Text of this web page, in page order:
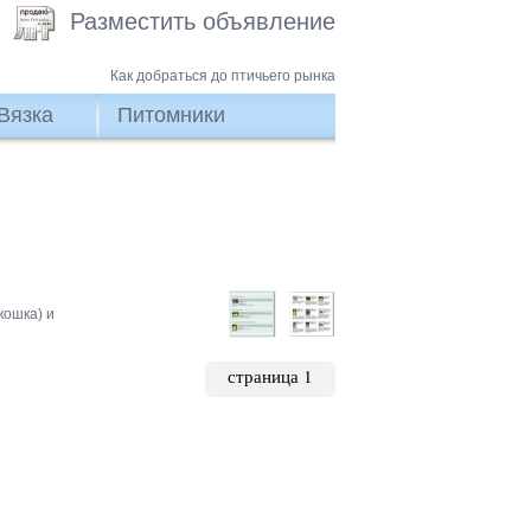
Разместить объявление
Как добраться до птичьего рынка
Питомники
и
страница 1